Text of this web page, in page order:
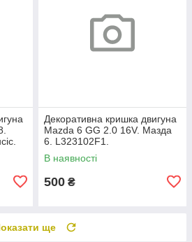
Декоративна кришка двигуна
Mazda 6 GG 2.0 16V. Мазда
6. L323102F1.
В наявності
500 ₴
ще